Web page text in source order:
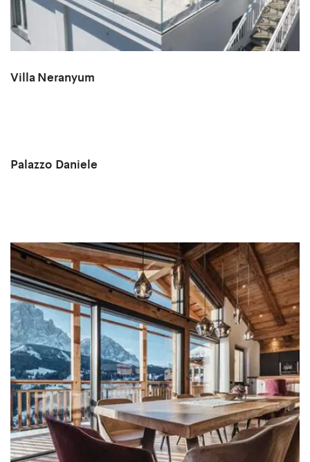
Villa Neranyum
Palazzo Daniele